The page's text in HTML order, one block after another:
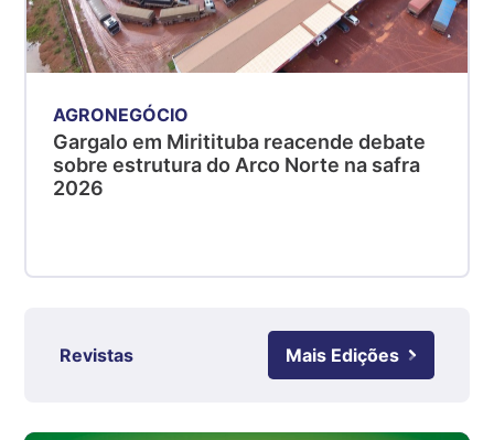
Suíno - Estadual
PR
R$ 4,51
Suíno - Estadual
SC
R$ 4,48
RS
Ovo Branco - Regional
AGRONEGÓCIO
Gargalo em Miritituba reacende debate
sobre estrutura do Arco Norte na safra
2026
Revistas Mais Edições